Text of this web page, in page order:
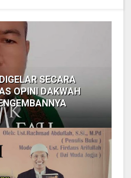
SECARA
OPINI DAKWAH